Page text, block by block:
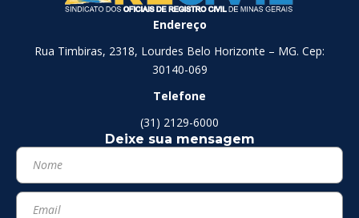
Endereço
Rua Timbiras, 2318, Lourdes Belo Horizonte – MG. Cep:
30140-069
Telefone
(31) 2129-6000
Deixe sua mensagem